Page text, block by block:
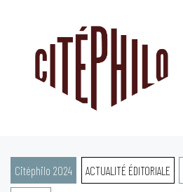
Citéphilo 2024 ACTUALITÉ ÉDITORIALE